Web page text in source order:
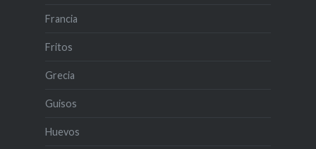
Francia
Fritos
Grecia
Guisos
Huevos